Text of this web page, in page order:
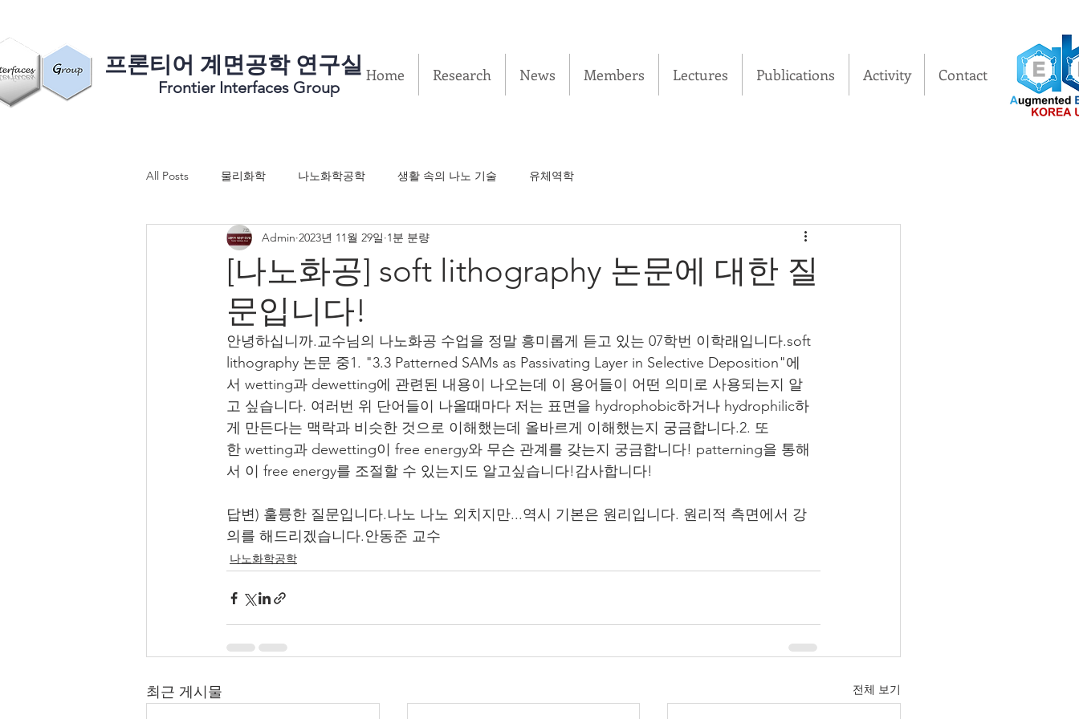
​프론티어 계면공학 연구실
Frontier Interfaces Group
Home Research News Members Lectures Publications Activity Contact
All Posts 물리화학 나노화학공학 생활 속의 나노 기술 유체역학
[나노화공] soft lithography 논문에 대한 질
문입니다!
Admin 2023년 11월 29일 1분 분량
안녕하십니까.교수님의 나노화공 수업을 정말 흥미롭게 듣고 있는 07학번 이학래입니다.soft
lithography 논문 중1. "3.3 Patterned SAMs as Passivating Layer in Selective Deposition"에
서 wetting과 dewetting에 관련된 내용이 나오는데 이 용어들이 어떤 의미로 사용되는지 알
고 싶습니다. 여러번 위 단어들이 나올때마다 저는 표면을 hydrophobic하거나 hydrophilic하
게 만든다는 맥락과 비슷한 것으로 이해했는데 올바르게 이해했는지 궁금합니다.2. 또
한 wetting과 dewetting이 free energy와 무슨 관계를 갖는지 궁금합니다! patterning을 통해
서 이 free energy를 조절할 수 있는지도 알고싶습니다!감사합니다!
답변) 훌륭한 질문입니다.나노 나노 외치지만...역시 기본은 원리입니다. 원리적 측면에서 강
의를 해드리겠습니다.안동준 교수
나노화학공학
최근 게시물 전체 보기